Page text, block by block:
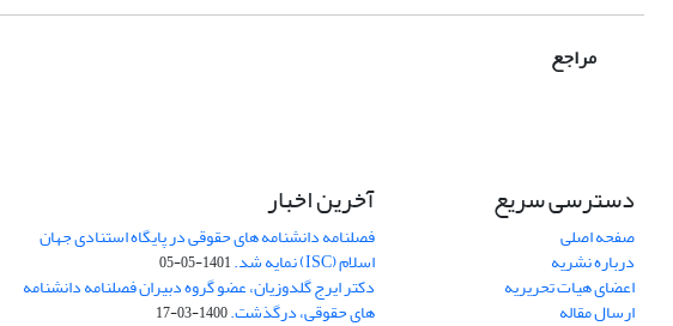
مراجع
دسترسی سریع
صفحه اصلی
درباره نشریه
اعضای هیات تحریریه
ارسال مقاله
آخرین اخبار
فصلنامه دانشنامه های حقوقی در پایگاه استنادی جهان
اسلام (ISC) نمایه شد. 1401-05-05
دکتر ایرج گلدوزیان، عضو گروه دبیران فصلنامه دانشنامه
های حقوقی، درگذشت.1400-03-17